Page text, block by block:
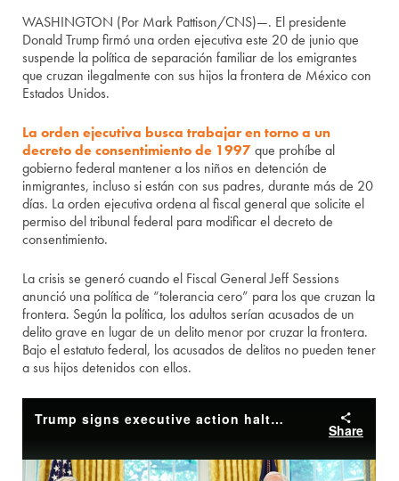
WASHINGTON (Por Mark Pattison/CNS)—. El presidente
Donald Trump firmó una orden ejecutiva este 20 de junio que
suspende la política de separación familiar de los emigrantes
que cruzan ilegalmente con sus hijos la frontera de México con
Estados Unidos.
La orden ejecutiva busca trabajar en torno a un
decreto de consentimiento de 1997que prohíbe al
gobierno federal mantener a los niños en detención de
inmigrantes, incluso si están con sus padres, durante más de 20
días. La orden ejecutiva ordena al fiscal general que solicite el
permiso del tribunal federal para modificar el decreto de
consentimiento.
La crisis se generó cuando el Fiscal General Jeff Sessions
anunció una política de “tolerancia cero” para los que cruzan la
frontera. Según la política, los adultos serían acusados de un
delito grave en lugar de un delito menor por cruzar la frontera.
Bajo el estatuto federal, los acusados de delitos no pueden tener
a sus hijos detenidos con ellos.